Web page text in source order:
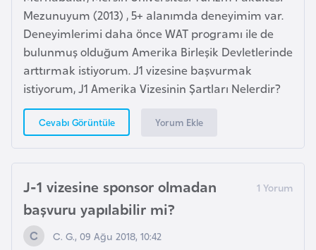
Mezunuyum (2013) , 5+ alanımda deneyimim var.
Deneyimlerimi daha önce WAT programı ile de
bulunmuş olduğum Amerika Birleşik Devletlerinde
arttırmak istiyorum. J1 vizesine başvurmak
istiyorum, J1 Amerika Vizesinin Şartları Nelerdir?
Cevabı Görüntüle Yorum Ekle
J-1 vizesine sponsor olmadan
başvuru yapılabilir mi?
C. G., 09 Ağu 2018, 10:42
o
n
y
a
L
b
y
a
L
i